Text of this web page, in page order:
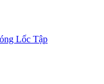
Lốc Tập